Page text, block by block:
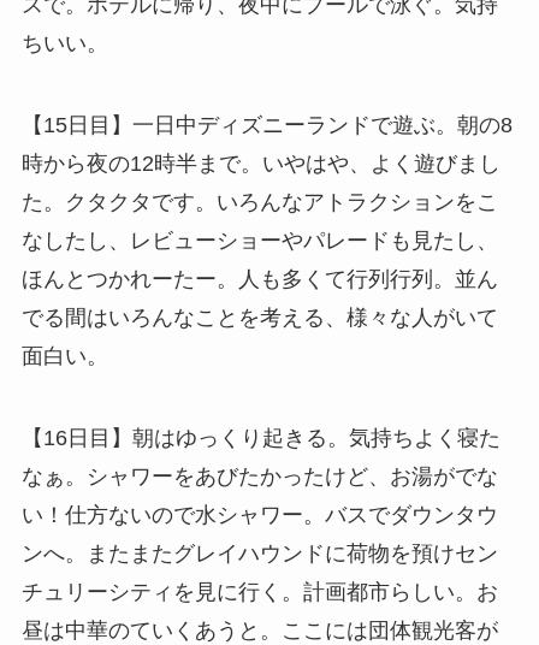
スで。ホテルに帰り、夜中にプールで泳ぐ。気持
ちいい。
【15日目】一日中ディズニーランドで遊ぶ。朝の8
時から夜の12時半まで。いやはや、よく遊びまし
た。クタクタです。いろんなアトラクションをこ
なしたし、レビューショーやパレードも見たし、
ほんとつかれーたー。人も多くて行列行列。並ん
でる間はいろんなことを考える、様々な人がいて
面白い。
【16日目】朝はゆっくり起きる。気持ちよく寝た
なぁ。シャワーをあびたかったけど、お湯がでな
い！仕方ないので水シャワー。バスでダウンタウ
ンへ。またまたグレイハウンドに荷物を預けセン
チュリーシティを見に行く。計画都市らしい。お
昼は中華のていくあうと。ここには団体観光客が